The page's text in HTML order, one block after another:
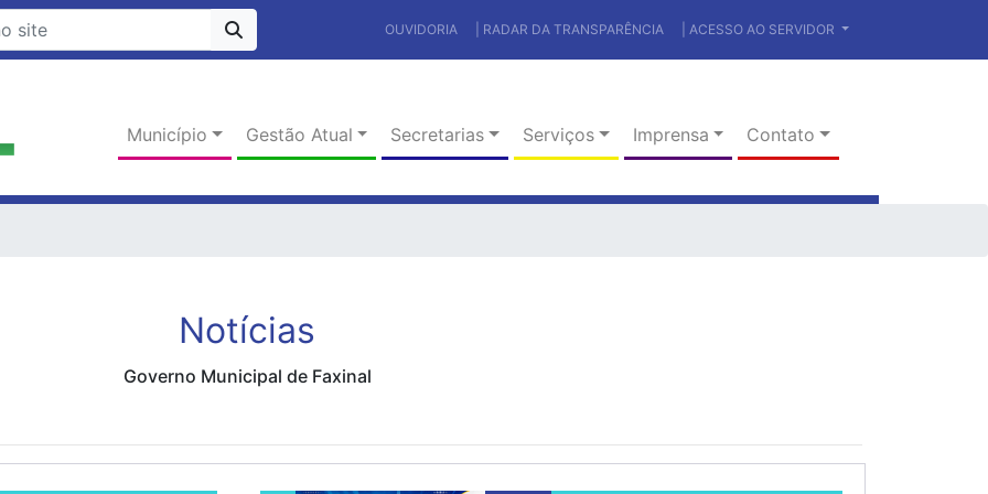
OUVIDORIA | RADAR DA TRANSPARÊNCIA | ACESSO AO SERVIDOR
Município Gestão Atual Secretarias Serviços Imprensa Contato
Notícias
Governo Municipal de Faxinal